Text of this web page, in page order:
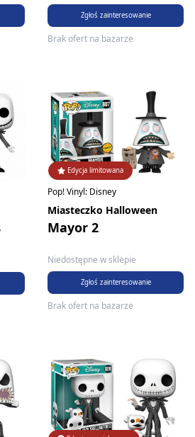
Zgłoś zainteresowanie
Brak ofert na bazarze
Edycja limitowana
Pop! Vinyl: Disney
Miasteczko Halloween
Mayor 2
Niedostępne w sklepie
Zgłoś zainteresowanie
Brak ofert na bazarze